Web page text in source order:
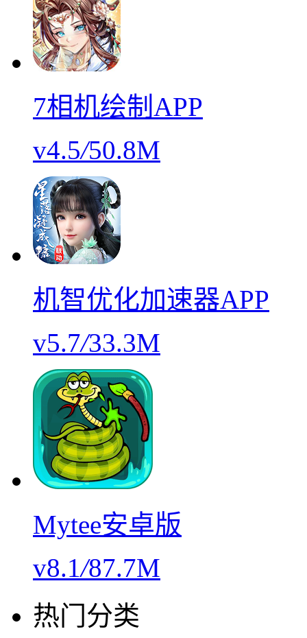
7相机绘制APP
v4.5/50.8M
机智优化加速器APP
v5.7/33.3M
Mytee安卓版
v8.1/87.7M
热门分类